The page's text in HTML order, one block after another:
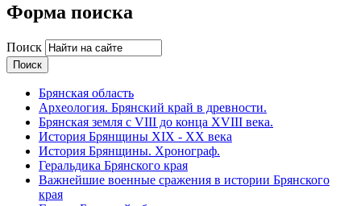
Форма поиска
Поиск
Брянская область
Археология. Брянский край в древности.
Брянская земля с VIII до конца XVIII века.
История Брянщины XIX - XX века
История Брянщины. Хронограф.
Геральдика Брянского края
Важнейшие военные сражения в истории Брянского
края